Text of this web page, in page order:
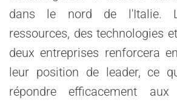
dans le nord de l'Italie.
ressources, des technologies
deux entreprises renforcera
leur position de leader, ce
répondre efficacement